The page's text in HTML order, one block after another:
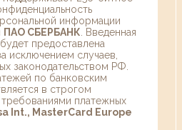
информации
ПАО СБЕРБАНК . Введенная
предоставлена
исключением случаев,
законодательством РФ.
по банковским
в строгом
платежных
Int., MasterCard Europe